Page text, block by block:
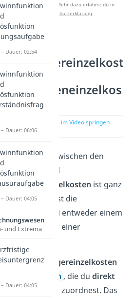
Studyflix zu verbessern. Mehr dazu erfährst du in
Datenschutzerklärung
und
zur Stelle im Video springen
(02:31)
Unterschied zwischen den
und
ist ganz
Du ordnest die
dabei entweder einem
oder einer
DieKostenträgereinzelkosten
Kosten , die du direkt
einem Produkt zuordnest. Das
Dauer: 02:54
Dauer: 06:06
Dauer: 04:05
und Extrema
Dauer: 04:05